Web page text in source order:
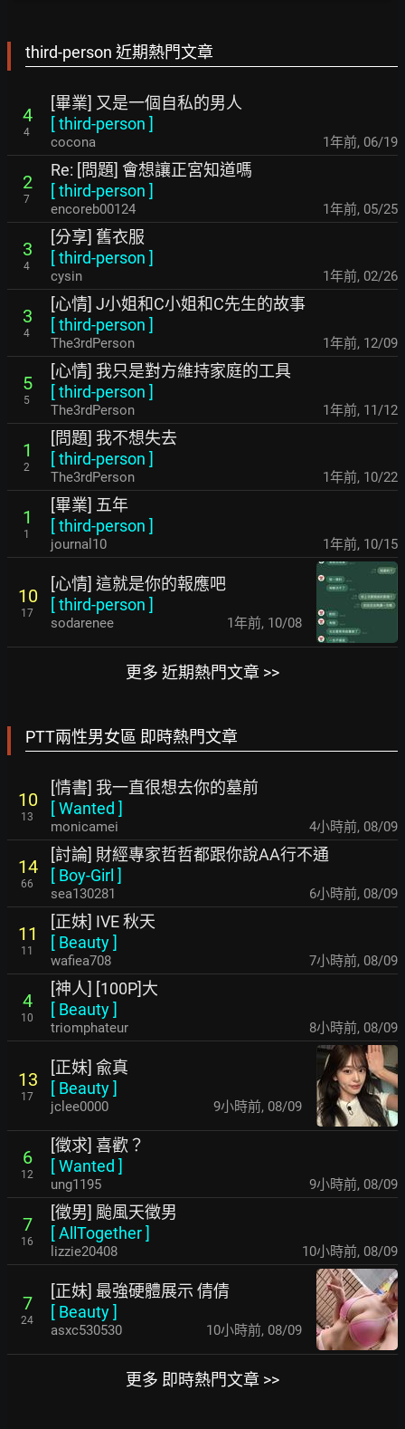
third-person 近期熱門文章
4
4
[畢業] 又是一個自私的男人
[third-person ]
cocona 1年前, 06/19
2
7
Re: [問題] 會想讓正宮知道嗎
[third-person ]
encoreb00124 1年前, 05/25
3
4
[分享] 舊衣服
[third-person ]
cysin 1年前, 02/26
3
4
[心情] J小姐和C小姐和C先生的故事
[third-person ]
The3rdPerson 1年前, 12/09
5
5
[心情] 我只是對方維持家庭的工具
[third-person ]
The3rdPerson 1年前, 11/12
1
2
[問題] 我不想失去
[third-person ]
The3rdPerson 1年前, 10/22
1
1
[畢業] 五年
[third-person ]
journal10 1年前, 10/15
10
17
[心情] 這就是你的報應吧
[third-person ]
sodarenee 1年前, 10/08
更多 近期熱門文章 >>
PTT兩性男女區 即時熱門文章
10
13
[情書] 我一直很想去你的墓前
[Wanted ]
monicamei 4小時前, 08/09
14
66
[討論] 財經專家哲哲都跟你說AA行不通
[ Boy-Girl ]
sea130281 6小時前, 08/09
11
11
[正妹] IVE 秋天
[ Beauty]
wafiea708 7小時前, 08/09
4
10
[神人] [100P]大
[ Beauty]
triomphateur 8小時前, 08/09
13
17
[正妹] 兪真
[ Beauty]
jclee0000 9小時前, 08/09
6
12
[徵求] 喜歡？
[Wanted ]
ung1195 9小時前, 08/09
7
16
[徵男] 颱風天徵男
[AllTogether]
lizzie20408 10小時前, 08/09
7
24
[正妹] 最強硬體展示 倩倩
[ Beauty]
asxc530530 10小時前, 08/09
更多 即時熱門文章 >>